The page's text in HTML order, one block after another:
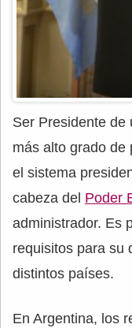
Ser Presidente de
más alto grado de
el sistema
cabeza del Poder
administrador. Es
requisitos para su
distintos países.
En Argentina, los